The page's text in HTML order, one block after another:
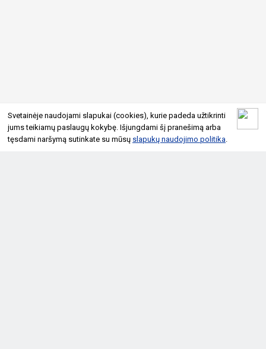
Svetainėje naudojami slapukai (cookies), kurie padeda užtikrinti
jums teikiamų paslaugų kokybę. Išjungdami šį pranešimą arba
tęsdami naršymą sutinkate su mūsų slapukų naudojimo politika